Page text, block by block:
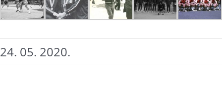
24. 05. 2020.